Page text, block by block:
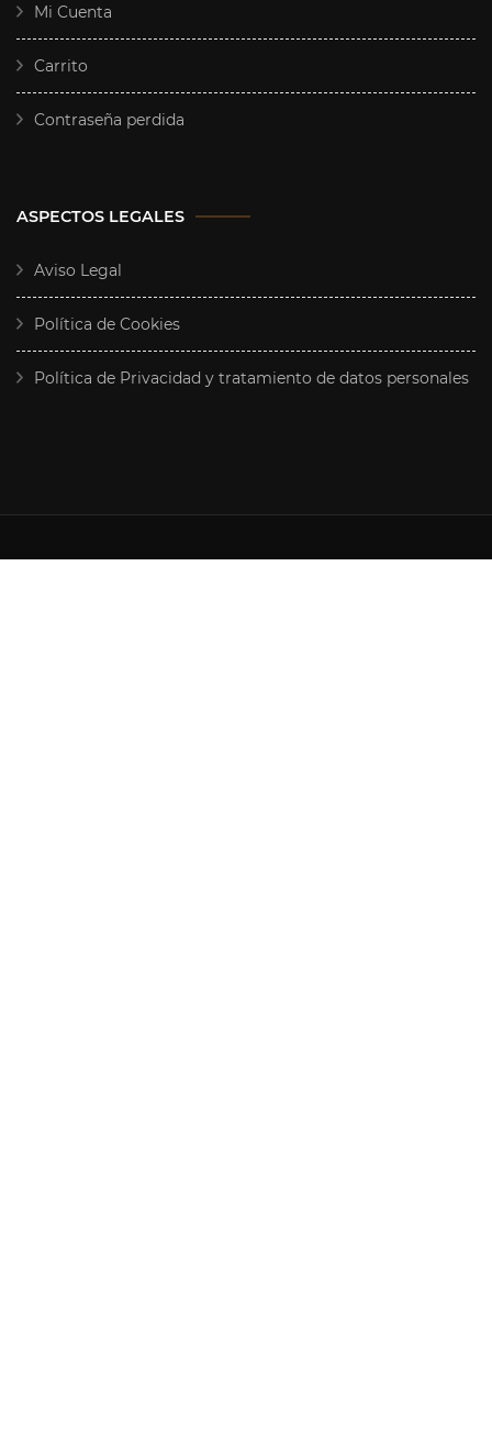
Mi Cuenta
Carrito
Contraseña perdida
ASPECTOS LEGALES
Aviso Legal
Política de Cookies
Política de Privacidad y tratamiento de datos personales